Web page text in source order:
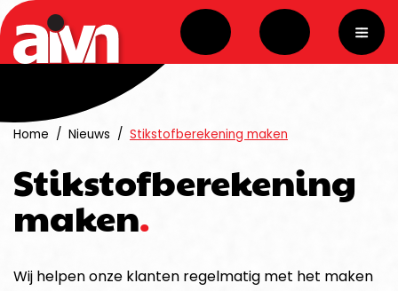
overslaan
Home Nieuws Stikstofberekening maken
Stikstofberekening
maken
Wij helpen onze klanten regelmatig met het maken